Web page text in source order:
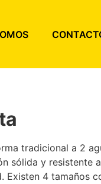
tradicional a 2
sólida y resistente
Existen 4 tamaños